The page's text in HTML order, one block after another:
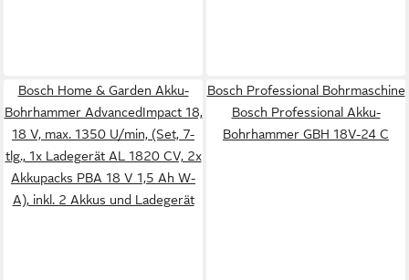
Bosch Home & Garden Akku-
Bohrhammer AdvancedImpact 18,
18 V, max. 1350 U/min, (Set, 7-
tlg., 1x Ladegerät AL 1820 CV, 2x
Akkupacks PBA 18 V 1,5 Ah W-
A), inkl. 2 Akkus und Ladegerät
Bosch Professional Bohrmaschine
Bosch Professional Akku-
Bohrhammer GBH 18V-24 C